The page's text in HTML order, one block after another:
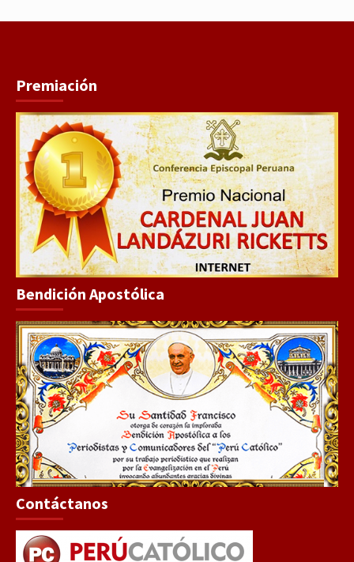
Premiación
Bendición Apostólica
Contáctanos